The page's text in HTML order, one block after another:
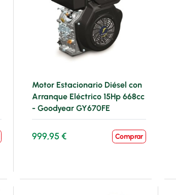
Motor Estacionario Diésel con
Arranque Eléctrico 15Hp 668cc
- Goodyear GY670FE
999,95 € Comprar